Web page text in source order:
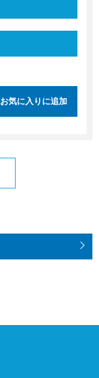
お気に入りに追加